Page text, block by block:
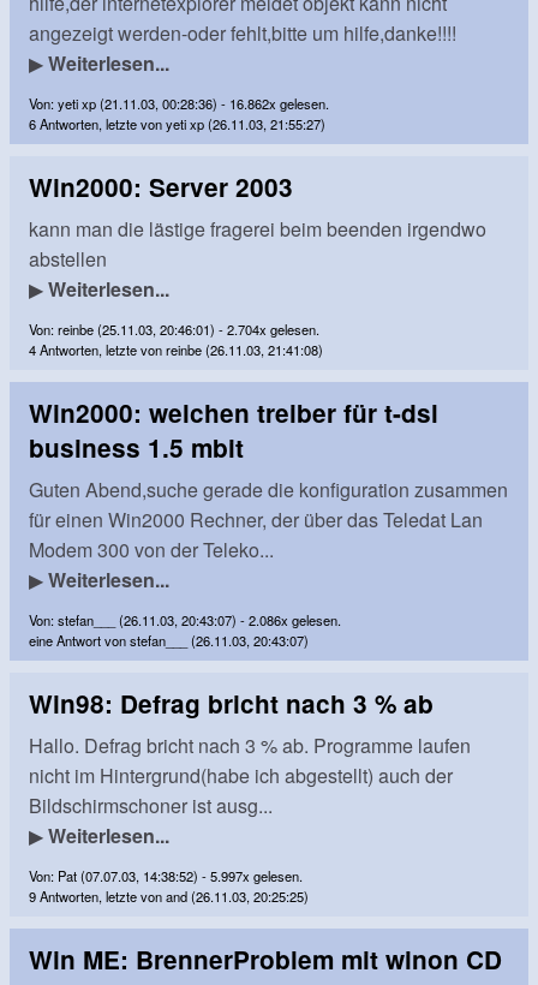
angezeigt werden-oder fehlt,bitte um hilfe,danke!!!!
▶Weiterlesen...
Von: yeti xp (21.11.03, 00:28:36) - 16.862x gelesen.
6 Antworten, letzte von yeti xp (26.11.03, 21:55:27)
Win2000: Server 2003
kann man die lästige fragerei beim beenden irgendwo
abstellen
▶Weiterlesen...
Von: reinbe (25.11.03, 20:46:01) - 2.704x gelesen.
4 Antworten, letzte von reinbe (26.11.03, 21:41:08)
Win2000: welchen treiber für t-dsl
business 1.5 mbit
Guten Abend,suche gerade die konfiguration zusammen
für einen Win2000 Rechner, der über das Teledat Lan
Modem 300 von der Teleko...
▶Weiterlesen...
Von: stefan___ (26.11.03, 20:43:07) - 2.086x gelesen.
eine Antwort von stefan___ (26.11.03, 20:43:07)
Win98: Defrag bricht nach 3 % ab
Hallo. Defrag bricht nach 3 % ab. Programme laufen
nicht im Hintergrund(habe ich abgestellt) auch der
Bildschirmschoner ist ausg...
▶Weiterlesen...
Von: Pat (07.07.03, 14:38:52) - 5.997x gelesen.
9 Antworten, letzte von and (26.11.03, 20:25:25)
Win ME: BrennerProblem mit winon CD